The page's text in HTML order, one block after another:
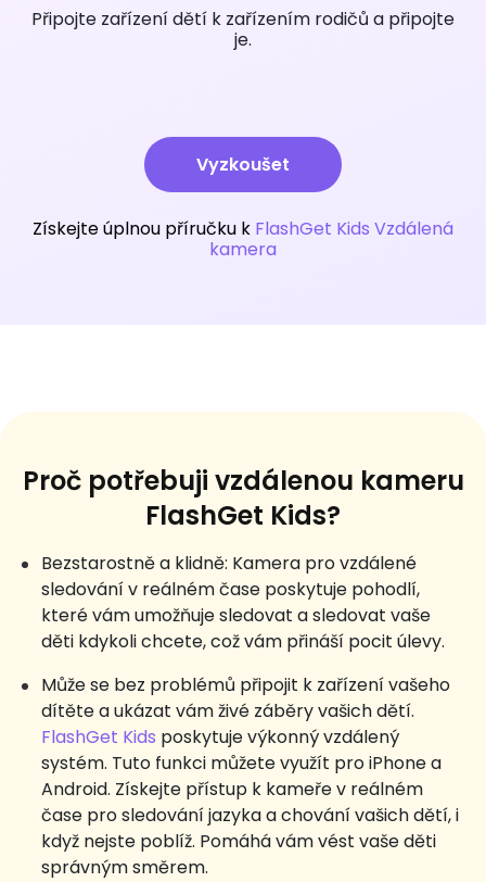
Připojte zařízení dětí k zařízením rodičů a připojte
je.
Vyzkoušet
Získejte úplnou příručku k FlashGet Kids Vzdálená
kamera
Proč potřebuji vzdálenou kameru
FlashGet Kids?
Bezstarostně a klidně: Kamera pro vzdálené
sledování v reálném čase poskytuje pohodlí,
které vám umožňuje sledovat a sledovat vaše
děti kdykoli chcete, což vám přináší pocit úlevy.
Může se bez problémů připojit k zařízení vašeho
dítěte a ukázat vám živé záběry vašich dětí.
FlashGet Kids poskytuje výkonný vzdálený
systém. Tuto funkci můžete využít pro iPhone a
Android. Získejte přístup k kameře v reálném
čase pro sledování jazyka a chování vašich dětí, i
když nejste poblíž. Pomáhá vám vést vaše děti
správným směrem.